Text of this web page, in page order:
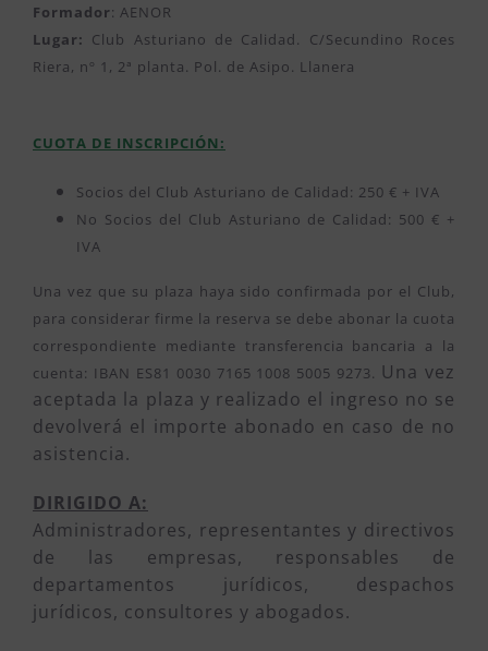
Formador: AENOR
Lugar: Club Asturiano de Calidad. C/Secundino Roces
Riera, nº 1, 2ª planta. Pol. de Asipo. Llanera
CUOTA DE INSCRIPCIÓN:
Socios del Club Asturiano de Calidad: 250 € + IVA
No Socios del Club Asturiano de Calidad: 500 € +
IVA
Una vez que su plaza haya sido confirmada por el Club,
para considerar firme la reserva se debe abonar la cuota
correspondiente mediante transferencia bancaria a la
cuenta: IBAN ES81 0030 7165 1008 5005 9273. Una vez
aceptada la plaza y realizado el ingreso no se
devolverá el importe abonado en caso de no
asistencia.
DIRIGIDO A:
Administradores, representantes y directivos
de las empresas, responsables de
departamentos jurídicos, despachos
jurídicos, consultores y abogados.